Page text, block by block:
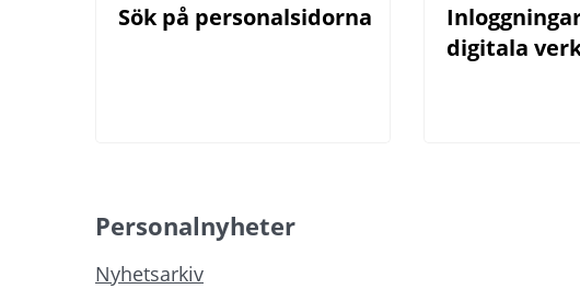
Sök på personalsidorna
digitala
Personalnyheter
Nyhetsarkiv